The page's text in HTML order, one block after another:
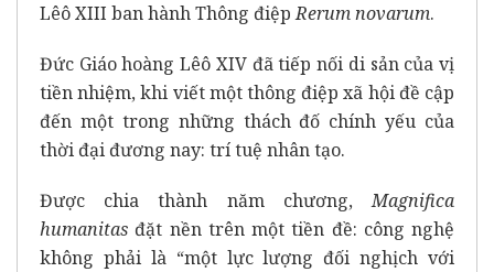
Lêô XIII ban hành Thông điệpRerum novarum.
Đức Giáo hoàng Lêô XIV đã tiếp nối di sản của vị
tiền nhiệm, khi viết một thông điệp xã hội đề cập
đến một trong những thách đố chính yếu của
thời đại đương nay: trí tuệ nhân tạo.
Được chia thành năm chương,Magnifica
humanitas đặt nền trên một tiền đề: công nghệ
không phải là “một lực lượng đối nghịch với